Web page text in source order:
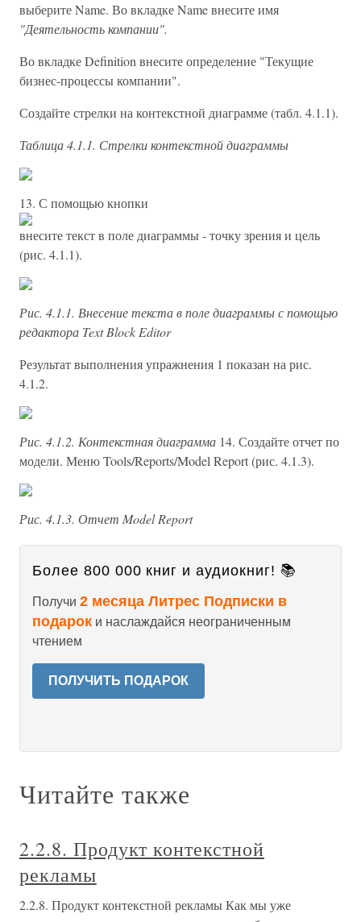
выберите Name. Во вкладке Name внесите имя
"Деятельность компании".
Во вкладке Definition внесите определение "Текущие
бизнес-процессы компании".
Создайте стрелки на контекстной диаграмме (табл. 4.1.1).
Таблица 4.1.1. Стрелки контекстной диаграммы
13. С помощью кнопки
внесите текст в поле диаграммы - точку зрения и цель
(рис. 4.1.1).
Рис. 4.1.1. Внесение текста в поле диаграммы с помощью
редактора Text Block Editor
Результат выполнения упражнения 1 показан на рис.
4.1.2.
Рис. 4.1.2. Контекстная диаграмма 14. Создайте отчет по
модели. Меню Tools/Reports/Model Report (рис. 4.1.3).
Рис. 4.1.3. Отчет Model Report
Более 800 000 книг и аудиокниг! 📚
Получи 2 месяца Литрес Подписки в
подарок и наслаждайся неограниченным
чтением
ПОЛУЧИТЬ ПОДАРОК
Читайте также
2.2.8. Продукт контекстной
рекламы
2.2.8. Продукт контекстной рекламы Как мы уже